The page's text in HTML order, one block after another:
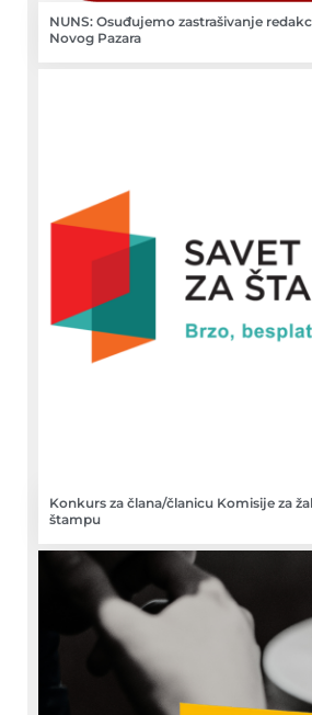
NUNS: Osuđujemo zastrašivanje
Novog Pazara
Konkurs za člana/članicu Komisije za
štampu